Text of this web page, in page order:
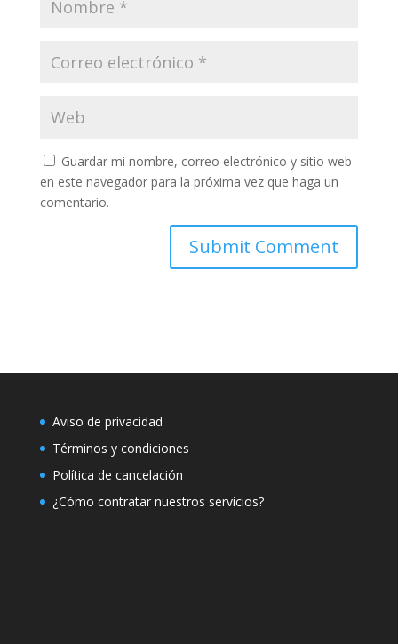
Guardar mi nombre, correo electrónico y sitio web
en este navegador para la próxima vez que haga un
comentario.
Aviso de privacidad
Términos y condiciones
Política de cancelación
¿Cómo contratar nuestros servicios?